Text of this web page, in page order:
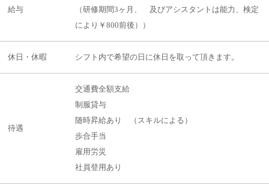
給与
（研修期間3ヶ月、 及びアシスタントは能力、検定
により￥800前後））
休日・休暇 シフト内で希望の日に休日を取って頂きます。
待遇
交通費全額支給
制服貸与
随時昇給あり （スキルによる）
歩合手当
雇用労災
社員登用あり